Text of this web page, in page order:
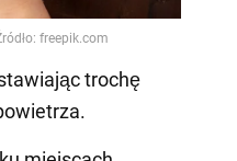
trochę